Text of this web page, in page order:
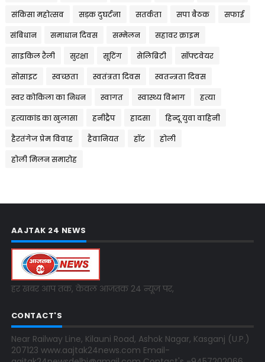
संकिसा महोत्सव सड़क दुघर्टना सतर्कता सपा बैठक सफाई
संबिधान समाधान दिवस सम्मेलन सहावर क्राइम
साइकिल रैली सुरक्षा सूटिंग सेलिब्रिटी सॉफ्टवेयर
सोसाइट स्वच्छता स्वतंत्रता दिवस स्वतन्त्रता दिवस
स्वर कोकिला का निधन स्वागत स्वास्थ्य विभाग हत्या
हत्याकांड का खुलासा हनीट्रैप हादसा हिन्दू युवा वाहिनी
हैरतंगेज प्रेम विवाह हैवानियत हॉट होली
होली मिलन समारोह
AAJTAK 24 NEWS
हर खबर आप तक, केवल आजतक 24 न्यूज पर,
CONTACT'S
Near Railway Line, Kilauni Road, Ashok Nagar, Kasganj (U.P.)
207123 www.aajtak24news.com Email-